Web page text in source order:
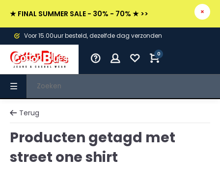
★ FINAL SUMMER SALE - 30% - 70% ★ >>
Voor 15.00uur besteld, dezelfde dag verzonden
0
Terug
Producten getagd met
street one shirt